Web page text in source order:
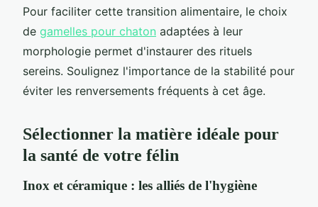
Pour faciliter cette transition alimentaire, le choix
de gamelles pour chaton adaptées à leur
morphologie permet d'instaurer des rituels
sereins. Soulignez l'importance de la stabilité pour
éviter les renversements fréquents à cet âge.
Sélectionner la matière idéale pour
la santé de votre félin
Inox et céramique : les alliés de l'hygiène